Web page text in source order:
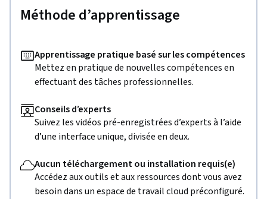
Méthode d’apprentissage
Apprentissage pratique basé sur les compétences
Mettez en pratique de nouvelles compétences en
effectuant des tâches professionnelles.
Conseils d’experts
Suivez les vidéos pré-enregistrées d’experts à l’aide
d’une interface unique, divisée en deux.
Aucun téléchargement ou installation requis(e)
Accédez aux outils et aux ressources dont vous avez
besoin dans un espace de travail cloud préconfiguré.